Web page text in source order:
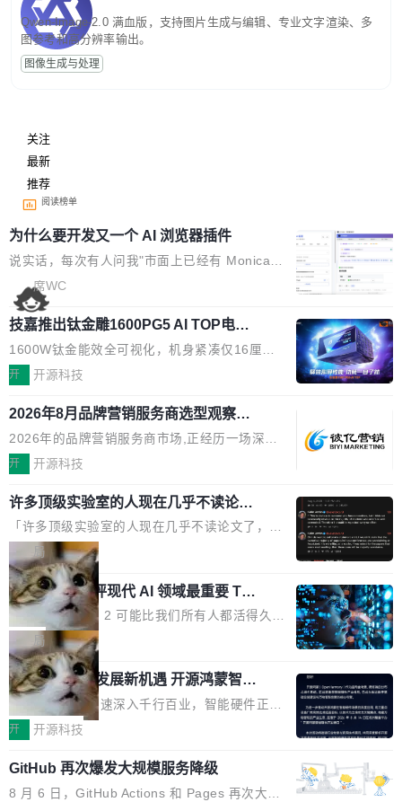
Qwen-Image-2.0 满血版，支持图片生成与编辑、专业文字渲染、多
图参考和高分辨率输出。
图像生成与处理
关注
最新
推荐
阅读榜单
为什么要开发又一个 AI 浏览器插件
说实话，每次有人问我"市面上已经有 Monica、
Sider、Copilot for Chrome 这些 AI 浏览器插件
了，你为什么还要再做一个"，我都觉得这个问题
问得好。 因为我自己也是从用户变成开发者的。
现有产品的天花板 我用过不少 AI 浏览器插件。
刚开始觉得都挺好——选中一段文字，弹出解
要。但用久了你会发现，它们本质上都是同一类
东西：一个带网页上下文的聊天框。 它们能读取
页面的文本，然后把文本丢给大模型，再返回一
段回答。仅此而已。 这当然有用，但总觉得差点
意思。比如我在一个后台管理系统里，需要填50
个表单字段，每个字段还有联动逻辑；比如我
想...
席WC
技嘉推出钛金雕1600PG5 AI TOP电
源：为发烧级主机与本地AI算力打造旗
舰供电方案
1600W钛金能效全可视化，机身紧凑仅16厘米
继2026台北电脑展首度亮相后，技嘉科技近日正
电源专为发烧级DIY主机与本地AI算力平台打
造，整机长度仅16厘米，提供1600W额定功率
与80PLUS钛金能效；支持ATX 3.1与PCIe 5.1
规范，结合服务器级元件、完善供电线材与内置
实时LCD监控屏，可充分满足当下高阶PC主机
的严苛使用需求。 澎湃功率，紧凑机身 钛金雕1
600PG5 AI TOP具备强悍输出功率，同时实现
机身尺寸大幅精简。整机长度仅16厘米，属于同
功率段机身尺寸十分紧凑的1600W电源产品。小
巧机身有效提升市面主流标准A...
开 开源科技
2026年8月品牌营销服务商选型观察：
从流量思维到品牌资产思维的范式转移
2026年的品牌营销服务商市场,正经历一场深刻
的价值重构。全球全案品牌代理机构市场从2025
复合增长率达5.44%,预计2032年将突破120亿美
元。数字广告与公共关系相关服务市场更是从20
25年的8463亿美元扩张至2026年的8763亿美
元。数字的背后是一个清晰的事实——品牌对专
业化营销服务的需求从未如此迫切。 但市场扩容
的同时,服务商的竞争逻辑正在改变。2026年Top
Agency年度合辑的观察指出,“产品”这个离消费
者最近的载体,在整个品牌营销层面的权重显著变
高了。全域营销服务商的竞争正在从规模转向深
度,案例厚度、全域覆盖、多线协同...
开 开源科技
许多顶级实验室的人现在几乎不读论文
了
「许多顶级实验室的人现在几乎不读论文了，而
且他们认为 ICLR/ICML/NeurIPS 充斥着大量过
度宣传和欺诈。」 OpenAI 研究员 Keller Jorda
n 这条推文引发了广泛讨论。他不是在说风凉
话，他是说出了一个圈内人尽皆知但很少公开捅
破的事实。 Jordan 随后补充了一句软化声明：
「我不认为这些会议上大部分论文都在过度宣传
或造假。问题是，作为读者，如果你筛选出那些
看起来最令人兴奋的论文，那它们大部分都是过
度宣传的。」 这才是真正的痛点。不是所有论文
都有问题，是最吸引眼球的那批论文最有问题。
他引用的帖子来自 Mathew Shen，一位 ICLR 2
026 的读者：「看了篇 ...
局
xAI 前工程师评现代 AI 领域最重要 Top
3 开源项目
Flash Attention 2 可能比我们所有人都活得久。
这句话不是来自某个技术博客，而是出自 Hieu
Pham 的一条推文。Hieu Pham 是谁？他是 xAI
的早期工程师之一，在 Grok 训练基础设施团队
工作过。近日他在 X 上发了一条帖子，列出了他
认为现代 AI 领域最重要的三个开源项目。 第一
理由很具体。FA 系列不需要解释，但 FA2 是他
认为最重要的一个——复杂度恰到好处，刚好能
局
共商智能硬件发展新机遇 开源鸿蒙智能
硬件开发者日杭州站即将举行
随着万物智联加速深入千行百业，智能硬件正从
单点设备迈向智能化、网联化、协同化发展。作
鸿蒙通过统一技术底座和分布式能力，为不同类
型智能设备的开发、连接与互联提供关键支撑，
开 开源科技
GitHub 再次爆发大规模服务降级
8 月 6 日，GitHub Actions 和 Pages 再次大规